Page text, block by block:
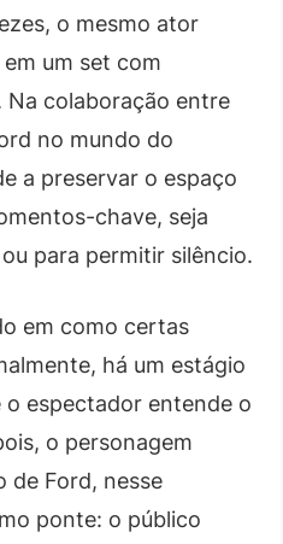
o mesmo ator
um set com
colaboração entre
no mundo do
a preservar o espaço
chave, seja
para permitir silêncio.
em como certas
há um estágio
o espectador entende o
o personagem
de Ford, nesse
ponte: o público